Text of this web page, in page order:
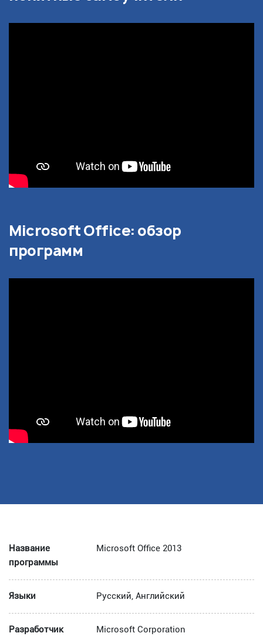
Microsoft Office: обзор
программ
Название
программы
Microsoft Office 2013
Языки Русский, Английский
Разработчик Microsoft Corporation